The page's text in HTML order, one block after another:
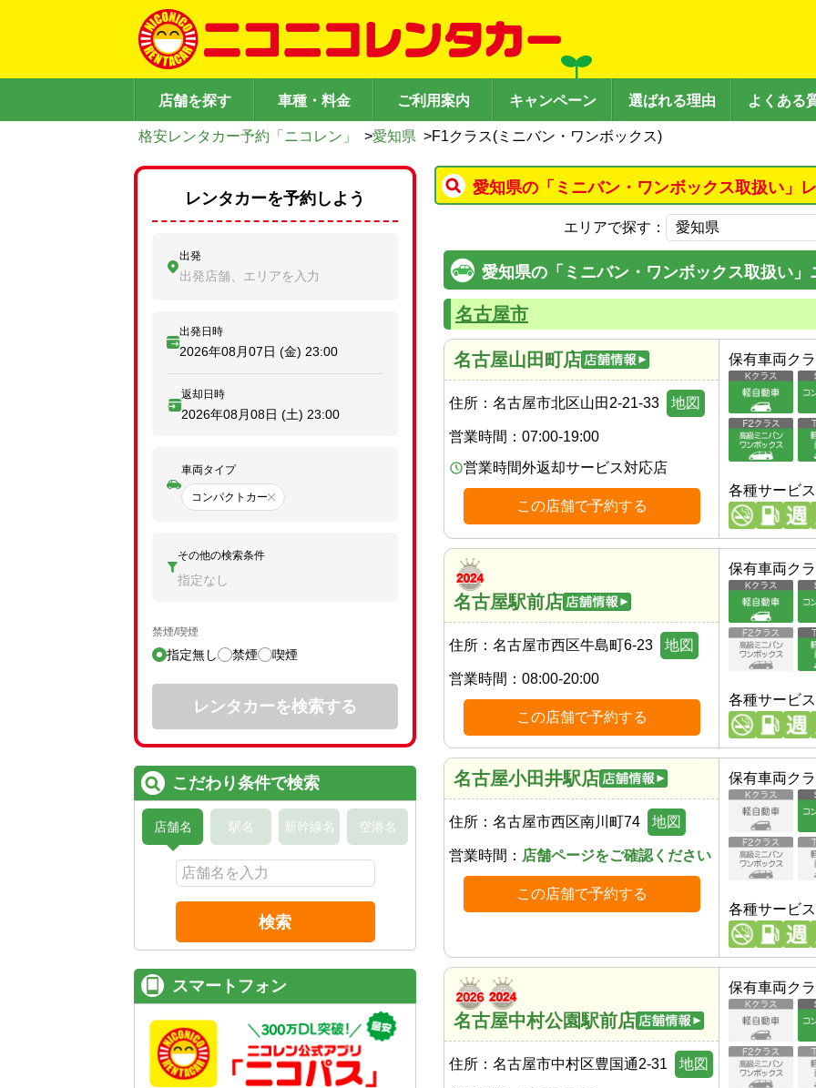
店舗を探す 車種・料金 ご利用案内 キャンペーン 選ばれる理由 よくある
格安レンタカー予約「ニコレン」 >愛知県 >F1クラス(ミニバン・ワンボックス)
愛知県の「ミニバン・ワンボックス取扱い」
エリアで探す：
愛知県の「ミニバン・ワンボックス取扱い
名古屋市
名古屋山田町店
住所： 名古屋市北区山田2-21-33 地図
営業時間： 07:00-19:00
営業時間外返却サービス対応店
この店舗で予約する
保有車両ク
各種サービス
名古屋駅前店
住所： 名古屋市西区牛島町6-23 地図
営業時間： 08:00-20:00
この店舗で予約する
保有車両ク
各種サービス
名古屋小田井駅店
住所： 名古屋市西区南川町74 地図
営業時間： 店舗ページをご確認ください
この店舗で予約する
保有車両ク
各種サービス
名古屋中村公園駅前店
住所： 名古屋市中村区豊国通2-31 地図
保有車両ク
レンタカーを予約しよう
出発
出発店舗、エリアを入力
出発日時
2026年08月07日 (金) 23:00
返却日時
2026年08月08日 (土) 23:00
車両タイプ
コンパクトカー
その他の検索条件
指定なし
禁煙/喫煙
指定無し 禁煙 喫煙
レンタカーを検索する
こだわり条件で検索
店舗名 駅名 新幹線名 空港名
検索
スマートフォン